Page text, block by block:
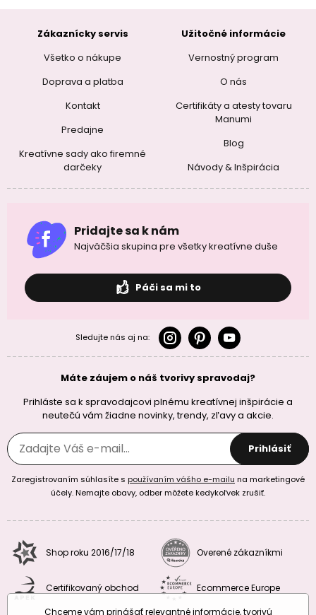
Zákaznícky servis
Všetko o nákupe
Doprava a platba
Kontakt
Predajne
Kreatívne sady ako firemné
darčeky
Užitočné informácie
Vernostný program
O nás
Certifikáty a atesty tovaru
Manumi
Blog
Návody & Inšpirácia
Pridajte sa k nám
Najväčšia skupina pre všetky kreatívne duše
Páči sa mi to
Sledujte nás aj na:
Máte záujem o náš tvorivy spravodaj?
Prihláste sa k spravodajcovi plnému kreatívnej inšpirácie a
neutečú vám žiadne novinky, trendy, zľavy a akcie.
Prihlásiť
Zaregistrovaním súhlasíte s používaním vášho e-mailu na marketingové
účely. Nemajte obavy, odber môžete kedykoľvek zrušiť.
Shop roku 2016/17/18 Overené zákazníkmi
Certifikovaný obchod Ecommerce Europe
Chceme vám prinášať relevantné informácie, tvorivú